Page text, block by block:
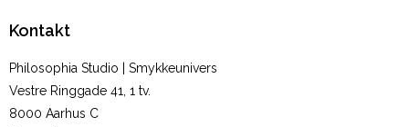
Kontakt
Philosophia Studio | Smykkeunivers
Vestre Ringgade 41, 1 tv.
8000 Aarhus C